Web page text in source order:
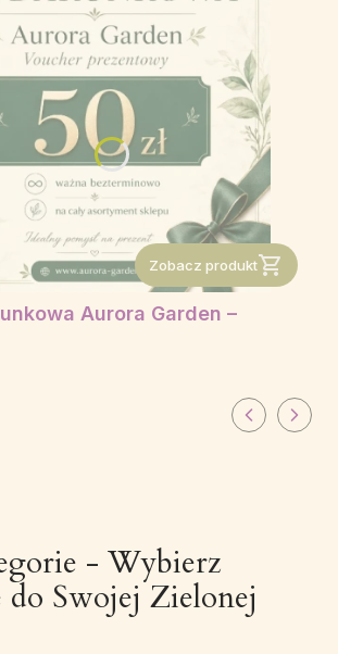
Zobacz produkt
Aurora Garden –
- Wybierz
do Swojej Zielonej